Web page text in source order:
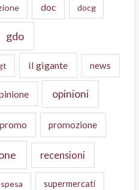
doc docg
gdo
il gigante news
opinioni
promo promozione
recensioni
spesa supermercati